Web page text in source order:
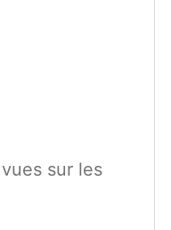
sur les